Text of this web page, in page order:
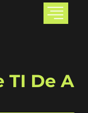
TI De A